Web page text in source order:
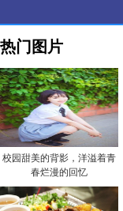
热门图片
校园甜美的背影，洋溢着青
春烂漫的回忆